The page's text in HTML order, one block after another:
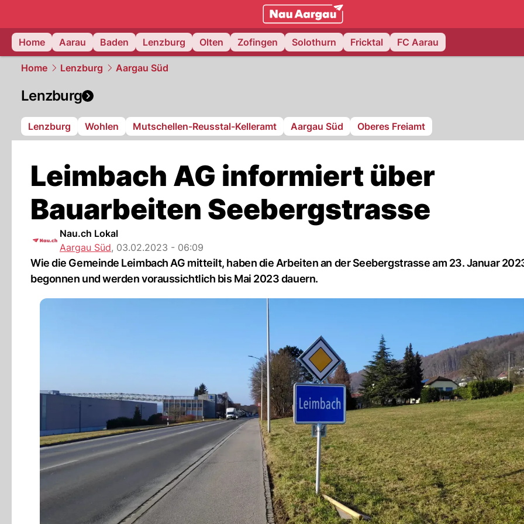
mittelland.NAU.ch
Home
Aarau Baden Lenzburg Olten Zofingen Solothurn Fricktal FC Aarau
Home Lenzburg Aargau Süd
Lenzburg
Lenzburg Wohlen Mutschellen-Reusstal-Kelleramt Aargau Süd Oberes Freiamt
Leimbach AG informiert über
Bauarbeiten Seebergstrasse
Nau.ch Lokal
Aargau Süd, 03.02.2023 - 06:09
Wie die Gemeinde Leimbach AG mitteilt, haben die Arbeiten an der Seebergstrasse am 23. Januar
begonnen und werden voraussichtlich bis Mai 2023 dauern.